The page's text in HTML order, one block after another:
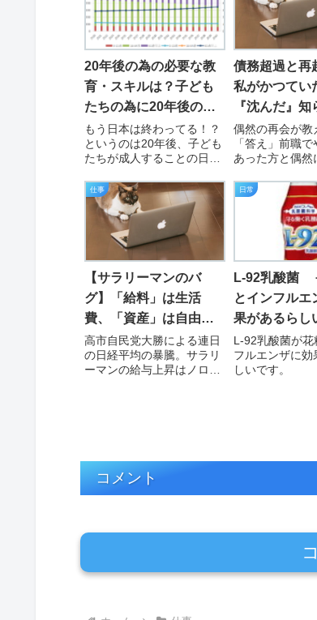
20年後の為の必要な教
育・スキルは？子ども
たちの為に20年後の日
本を考えてみる。
もう日本は終わってる！？
というのは20年後、子ども
たちが成人することの日本
頃、何をしていれば子ども
たちは生きていけるのか？
もう今までの「働き方」
「教育制度」では世界で生
きにくいんではないかと思
っています。
債務超過と再
私がかつてい
『沈んだ』知
いて思ったこ
偶然の再会が教
「答え」前職
あった方と偶然
た。いろいろと
と私は前職を辞
なっていたよう
に辞めさせたと
だろう）、いろ
たそうで前職の
り…
仕事
【サラリーマンのバ
グ】「給料」は生活
費、「資産」は自由を
買う金
高市自民党大勝による連日
の日経平均の暴騰。サラリ
ーマンの給与上昇はノロノ
は決して出てこない。ピ
ケ…
日常
L‐92乳酸菌
とインフルエ
果があるらし
L‐92乳酸菌が
フルエンザに効
しいです。
コメント